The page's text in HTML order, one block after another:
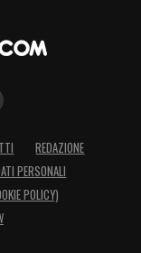
REDAZIONE
PERSONALI
POLICY)